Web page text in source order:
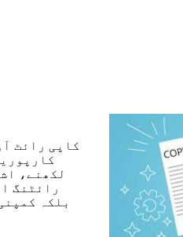
کاپی رائٹ
لکھنے،
رائٹنگ
بلکہ